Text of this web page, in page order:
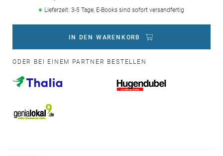
Lieferzeit: 3-5 Tage, E-Books sind sofort versandfertig
IN DEN WARENKORB
ODER BEI EINEM PARTNER BESTELLEN